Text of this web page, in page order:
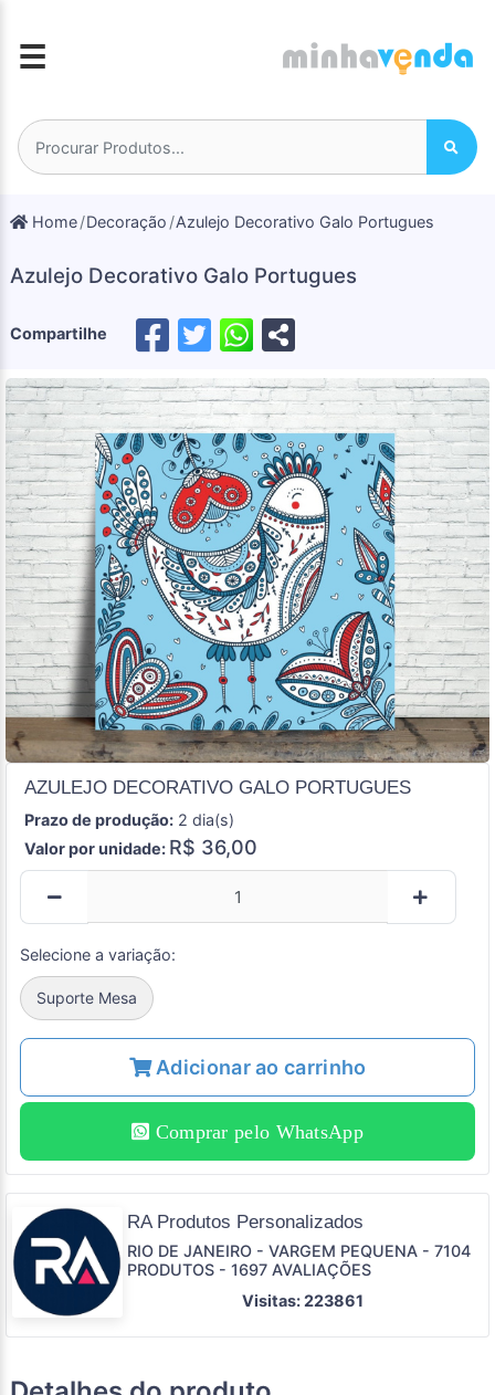
☰
Home Decoração Azulejo Decorativo Galo Portugues
Azulejo Decorativo Galo Portugues
Compartilhe
AZULEJO DECORATIVO GALO PORTUGUES
Prazo de produção: 2 dia(s)
Valor por unidade: R$ 36,00
Selecione a variação:
Suporte Mesa
Adicionar ao carrinho
Comprar pelo WhatsApp
RA Produtos Personalizados
RIO DE JANEIRO - VARGEM PEQUENA - 7104
PRODUTOS - 1697 AVALIAÇÕES
Visitas: 223861